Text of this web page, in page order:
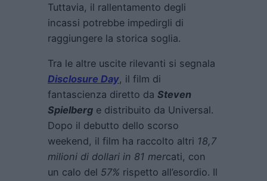
Tuttavia, il rallentamento degli
incassi potrebbe impedirgli di
raggiungere la storica soglia.
Tra le altre uscite rilevanti si segnala
Disclosure Day, il film di
fantascienza diretto da Steven
Spielberg e distribuito da Universal.
Dopo il debutto dello scorso
weekend, il film ha raccolto altri 18,7
milioni di dollari in 81 mercati, con
un calo del 57% rispetto all’esordio. Il